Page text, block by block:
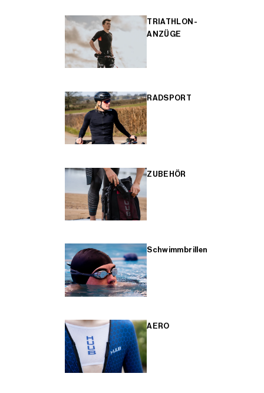
TRIATHLON-
ANZÜGE
RADSPORT
ZUBEHÖR
Schwimmbrillen
AERO